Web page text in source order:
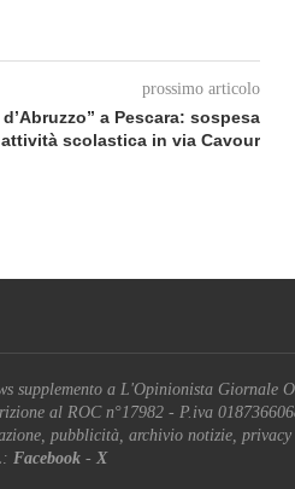
prossimo articolo
a Pescara: sospesa
attività scolastica in via Cavour
supplemento a L'Opinionista Giornale
al ROC n°17982 - P.iva
pubblicità, archivio notizie, privacy
Facebook- X